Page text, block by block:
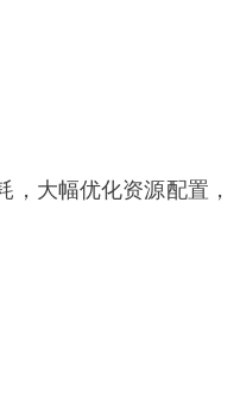
大幅优化资源配置，